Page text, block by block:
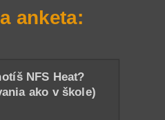
anketa:
NFS Heat?
ako v škole)